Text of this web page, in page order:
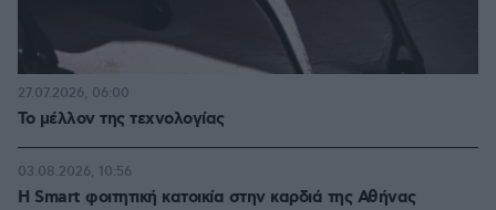
Το μέλλον της τεχνολογίας
27.07.2026, 06:00
Η Smart φοιτητική κατοικία στην καρδιά της Αθήνας
03.08.2026, 10:56